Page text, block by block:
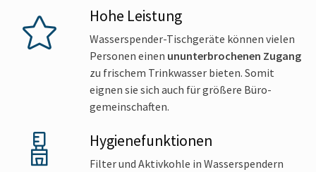
Hohe Leistung
Wasserspender-Tischgeräte können vielen
Personen einen ununterbrochenen Zugang
zu frischem Trinkwasser bieten. Somit
eignen sie sich auch für größere Büro­
gemeinschaften.
Hygiene­funktionen
Filter und Aktivkohle in Wasserspendern